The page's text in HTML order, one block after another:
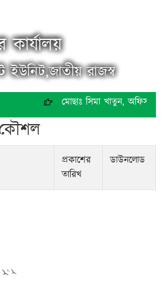
ইউনিট,জাতীয় রাজস্ব
মোছাঃ সিমা খাতুন, অফিস
কৌশল
প্রকাশের
তারিখ
ডাউনলোড